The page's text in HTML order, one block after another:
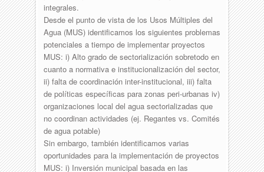
integrales.
Desde el punto de vista de los Usos Múltiples del
Agua (MUS) identificamos los siguientes problemas
potenciales a tiempo de implementar proyectos
MUS: i) Alto grado de sectorialización sobretodo en
cuanto a normativa e institucionalización del sector,
ii) falta de coordinación inter-institucional, iii) falta
de políticas específicas para zonas peri-urbanas iv)
organizaciones local del agua sectorializadas que
no coordinan actividades (ej. Regantes vs. Comités
de agua potable)
Sin embargo, también identificamos varias
oportunidades para la implementación de proyectos
MUS: i) Inversión municipal basada en las